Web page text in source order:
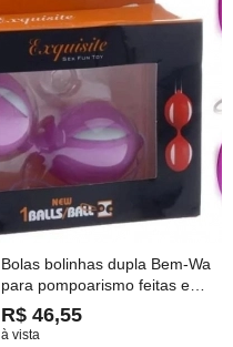
Bolas bolinhas dupla Bem-Wa
para pompoarismo feitas em
Silicone e corda
R$ 46,55
à vista